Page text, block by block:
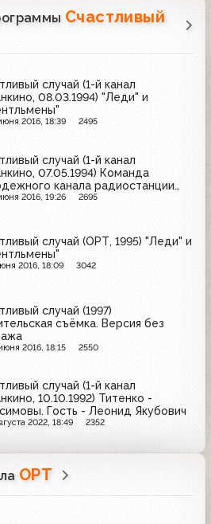
Счастливый
случай (1-й канал
08.03.1994) "Леди" и
2016, 18:39 2495
случай (1-й канал
07.05.1994) Команда
канала радиостанции
- Сборная команда
2016, 19:26 2695
случай (ОРТ, 1995) "Леди" и
2016, 18:09 3042
случай (1997)
съёмка. Версия без
2016, 18:15 2550
случай (1-й канал
10.10.1992) Титенко -
Гость - Леонид Якубович
2022, 18:49 2352
ОРТ